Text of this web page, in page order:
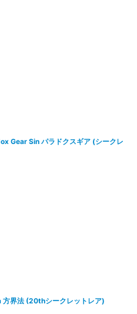
Gear Sin パラドクスギア (シークレ
界法 (20thシークレットレア)